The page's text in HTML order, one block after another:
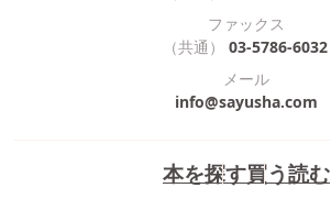
本を探す買う読む
ファックス
（共通）
03-5786-6032
メール
info@sayusha.com